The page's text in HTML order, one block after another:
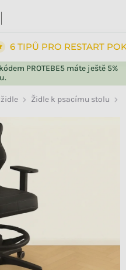
PROTEBE5 máte ještě 5%
6 TIPŮ PRO RESTART
Židle k psacímu stolu